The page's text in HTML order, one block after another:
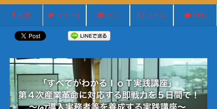
共有 ツイート ピン メール SMS